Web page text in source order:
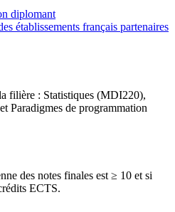
diplomant
établissements français partenaires
filière : Statistiques (MDI220),
Paradigmes de programmation
des notes finales est ≥ 10 et si
ECTS.